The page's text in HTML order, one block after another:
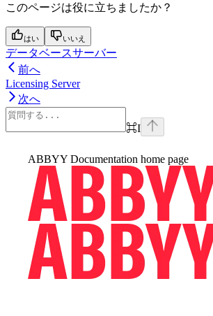
このページは役に立ちましたか？
はい いいえ
データベースサーバー
前へ
Licensing Server
次へ
⌘I
ABBYY Documentation home page